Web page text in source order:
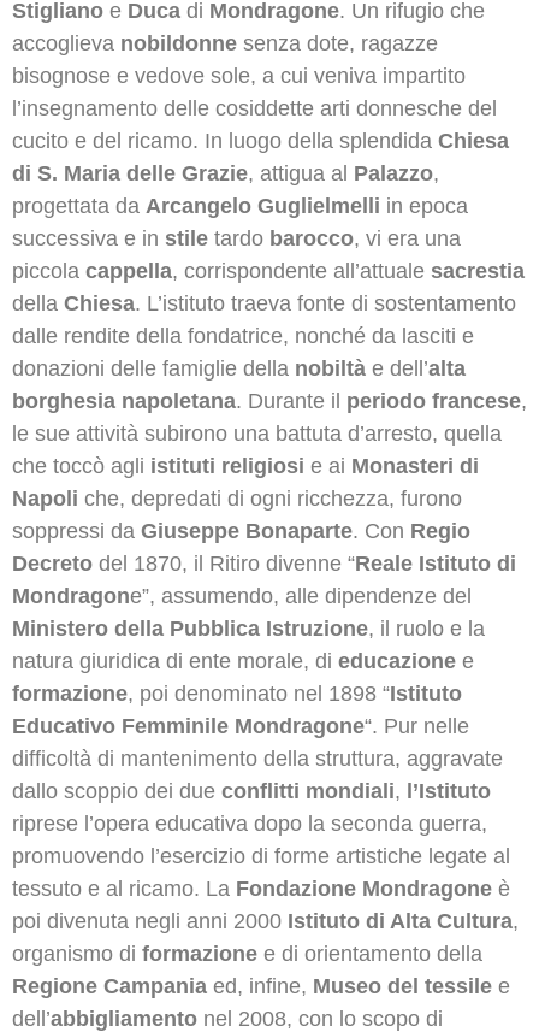
Stigliano e Duca di Mondragone. Un rifugio che
accoglieva nobildonne senza dote, ragazze
bisognose e vedove sole, a cui veniva impartito
l’insegnamento delle cosiddette arti donnesche del
cucito e del ricamo. In luogo della splendida Chiesa
di S. Maria delle Grazie, attigua al Palazzo,
progettata da Arcangelo Guglielmelli in epoca
successiva e in stile tardo barocco, vi era una
piccola cappella, corrispondente all’attuale sacrestia
della Chiesa. L’istituto traeva fonte di sostentamento
dalle rendite della fondatrice, nonché da lasciti e
donazioni delle famiglie della nobiltà e dell’alta
borghesia napoletana. Durante il periodo francese,
le sue attività subirono una battuta d’arresto, quella
che toccò agli istituti religiosi e ai Monasteri di
Napoli che, depredati di ogni ricchezza, furono
soppressi da Giuseppe Bonaparte. Con Regio
Decreto del 1870, il Ritiro divenne “Reale Istituto di
Mondragone”, assumendo, alle dipendenze del
Ministero della Pubblica Istruzione, il ruolo e la
natura giuridica di ente morale, di educazione e
formazione, poi denominato nel 1898 “Istituto
Educativo Femminile Mondragone“. Pur nelle
difficoltà di mantenimento della struttura, aggravate
dallo scoppio dei due conflitti mondiali, l’Istituto
riprese l’opera educativa dopo la seconda guerra,
promuovendo l’esercizio di forme artistiche legate al
tessuto e al ricamo. La Fondazione Mondragone è
poi divenuta negli anni 2000 Istituto di Alta Cultura,
organismo di formazione e di orientamento della
Regione Campania ed, infine, Museo del tessile e
dell’abbigliamento nel 2008, con lo scopo di